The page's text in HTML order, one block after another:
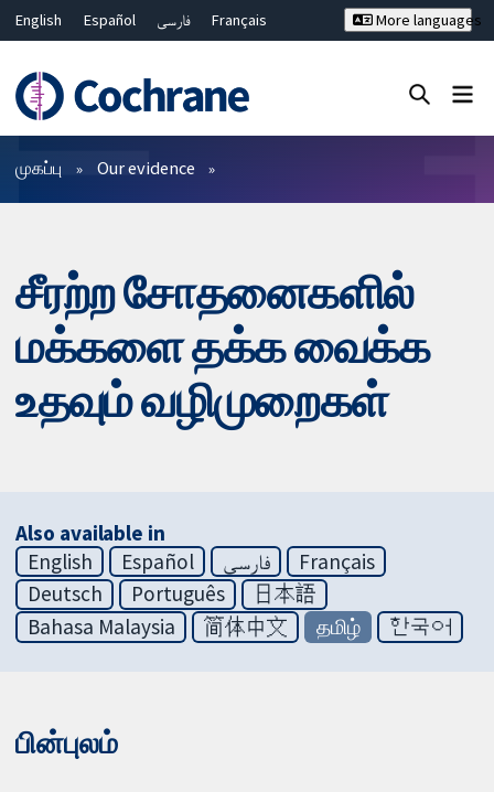
English Español فارسی
Français
Bahasa Malaysia
ไทย
繁體中文
简体中文
More languages
வடிகட்டிகள்
முகப்பு Our evidence
சீரற்ற சோதனைகளில்
மக்களை தக்க வைக்க
உதவும் வழிமுறைகள்
Also available in
English
Español فارسی
Français
Deutsch
Português
日本語
Bahasa Malaysia
简体中文 தமிழ் 한국어
பின்புலம்